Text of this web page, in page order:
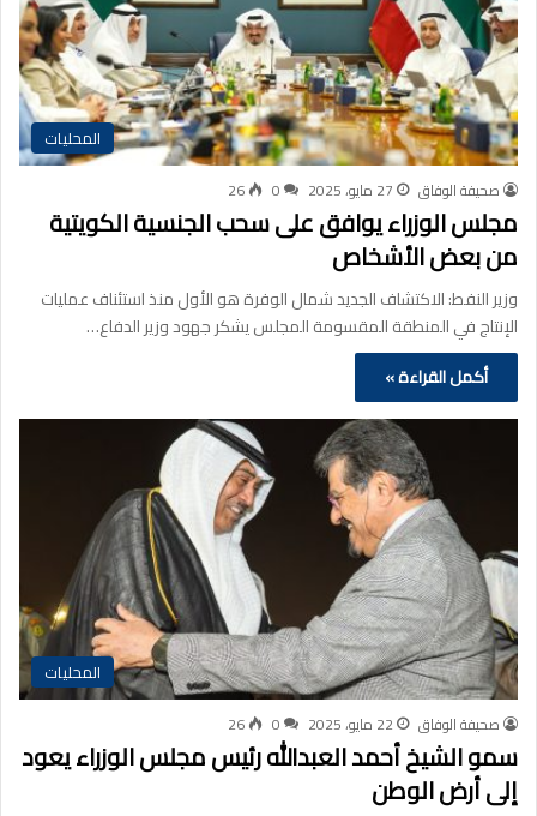
المحليات
صحيفة الوفاق 27 مايو، 2025 0
26
مجلس الوزراء يوافق على سحب الجنسية الكويتية
من بعض الأشخاص
وزير النفط: الاكتشاف الجديد شمال الوفرة هو الأول منذ استئناف عمليات
الإنتاج في المنطقة المقسومة المجلس يشكر جهود وزير الدفاع…
أكمل القراءة »
المحليات
صحيفة الوفاق 22 مايو، 2025 0
26
سمو الشيخ أحمد العبدالله رئيس مجلس الوزراء يعود
إلى أرض الوطن